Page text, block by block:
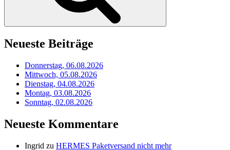
Neueste Beiträge
Donnerstag, 06.08.2026
Mittwoch, 05.08.2026
Dienstag, 04.08.2026
Montag, 03.08.2026
Sonntag, 02.08.2026
Neueste Kommentare
Ingrid zu HERMES Paketversand nicht mehr